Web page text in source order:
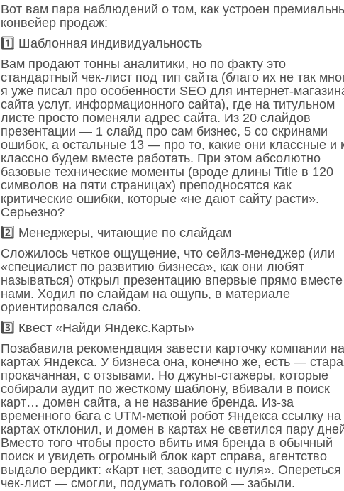
Вот вам пара наблюдений о том, как устроен
конвейер продаж:
1️⃣ Шаблонная индивидуальность
Вам продают тонны аналитики, но по факту это
стандартный чек-лист под тип сайта (благо их не так
я уже писал про особенности SEO для интернет-
сайта услуг, информационного сайта), где на титульном
листе просто поменяли адрес сайта. Из 20 слайдов
презентации — 1 слайд про сам бизнес, 5 со скринами
ошибок, а остальные 13 — про то, какие они классные и
классно будем вместе работать. При этом абсолютно
базовые технические моменты (вроде длины Title в 120
символов на пяти страницах) преподносятся как
критические ошибки, которые «не дают сайту расти».
Серьезно?
2️⃣ Менеджеры, читающие по слайдам
Сложилось четкое ощущение, что сейлз-менеджер (или
«специалист по развитию бизнеса», как они любят
называться) открыл презентацию впервые прямо
нами. Ходил по слайдам на ощупь, в материале
ориентировался слабо.
3️⃣ Квест «Найди Яндекс.Карты»
Позабавила рекомендация завести карточку компании на
картах Яндекса. У бизнеса она, конечно же, есть —
прокачанная, с отзывами. Но джуны-стажеры, которые
собирали аудит по жесткому шаблону, вбивали в поиск
карт… домен сайта, а не название бренда. Из-за
временного бага с UTM-меткой робот Яндекса ссылку на
картах отклонил, и домен в картах не светился пару
Вместо того чтобы просто вбить имя бренда в обычный
поиск и увидеть огромный блок карт справа, агентство
выдало вердикт: «Карт нет, заводите с нуля». Опереться
чек-лист — смогли, подумать головой — забыли.